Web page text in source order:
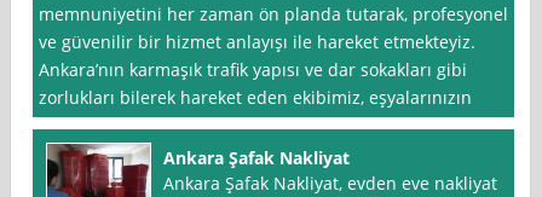
memnuniyetini her zaman ön planda tutarak, profesyonel
ve güvenilir bir hizmet anlayışı ile hareket etmekteyiz.
Ankara’nın karmaşık trafik yapısı ve dar sokakları gibi
zorlukları bilerek hareket eden ekibimiz, eşyalarınızın
Ankara Şafak Nakliyat
Ankara Şafak Nakliyat, evden eve nakliyat